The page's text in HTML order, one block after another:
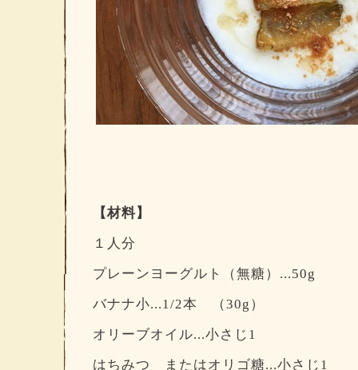
【材料】
１人分
プレーンヨーグルト（無糖）...50g
バナナ小...1/2本 （30g）
オリーブオイル...小さじ1
はちみつ またはオリゴ糖...小さじ1